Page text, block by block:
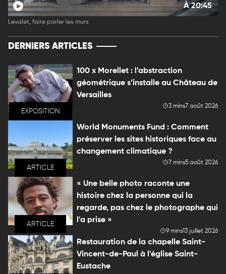
À 20:45
Levalet, faire parler les murs
DERNIERS ARTICLES
EXPOSITION
100 x Morellet : l’abstraction
géométrique s’installe au Château de
Versailles
3 mins7 août 2026
ARTICLE
World Monuments Fund : Comment
préserver les sites historiques face au
changement climatique ?
7 mins5 août 2026
ARTICLE
« Une belle photo raconte une
histoire chez la personne qui la
regarde, pas chez le photographe qui
l'a prise »
9 mins13 juillet 2026
Restauration de la chapelle Saint-
Vincent-de-Paul à l'église Saint-
Eustache